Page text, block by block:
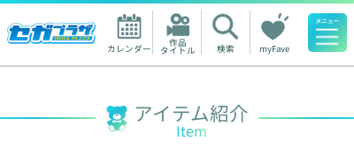
カレンダー 作品
タイトル 検索 myFave
人気ワード
アイテム紹介
Item